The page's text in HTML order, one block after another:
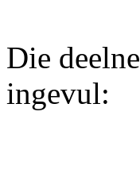
Die
ingevul: